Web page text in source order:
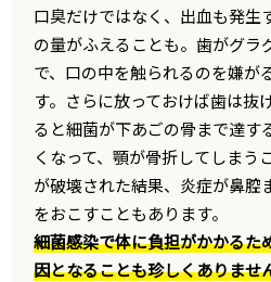
口臭だけではなく、出血も発生
の量がふえることも。歯がグラ
で、口の中を触られるのを嫌が
す。さらに放っておけば歯は抜
ると細菌が下あごの骨まで達す
くなって、顎が骨折してしまう
が破壊された結果、炎症が鼻腔
をおこすこともあります。
細菌感染で体に負担がかかるた
因となることも珍しくありませ